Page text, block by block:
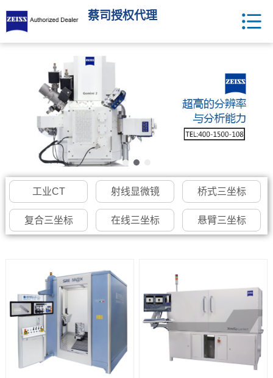
蔡司授权代理
工业CT 射线显微镜 桥式三坐标
复合三坐标 在线三坐标 悬臂三坐标